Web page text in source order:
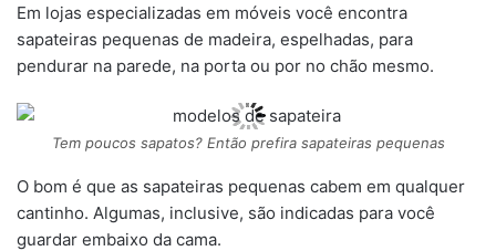
Em lojas especializadas em móveis você encontra
sapateiras pequenas de madeira, espelhadas, para
pendurar na parede, na porta ou por no chão mesmo.
Tem poucos sapatos? Então prefira sapateiras pequenas
O bom é que as sapateiras pequenas cabem em qualquer
cantinho. Algumas, inclusive, são indicadas para você
guardar embaixo da cama.